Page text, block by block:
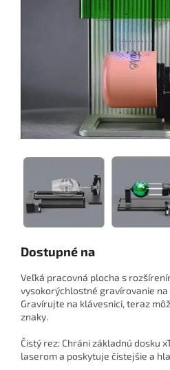
Dostupné na
Veľká pracovná plocha s
vysokorýchlostné gravírovanie
Gravírujte na klávesnici, teraz
znaky.
Čistý rez: Chráni základnú dosku
laserom a poskytuje čistejšie a